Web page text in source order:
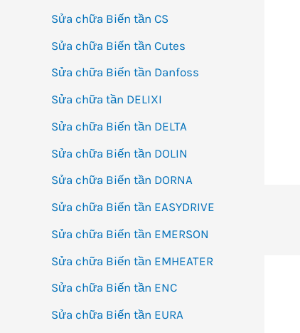
Sửa chữa Biến tần CS
Sửa chữa Biến tần Cutes
Sửa chữa Biến tần Danfoss
Sửa chữa tần DELIXI
Sửa chữa Biến tần DELTA
Sửa chữa Biến tần DOLIN
Sửa chữa Biến tần DORNA
Sửa chữa Biến tần EASYDRIVE
Sửa chữa Biến tần EMERSON
Sửa chữa Biến tần EMHEATER
Sửa chữa Biến tần ENC
Sửa chữa Biến tần EURA